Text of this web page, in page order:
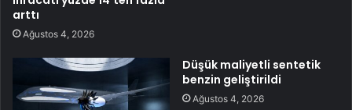
arttı
Ağustos 4, 2026
Düşük maliyetli sentetik
benzin geliştirildi
Ağustos 4, 2026